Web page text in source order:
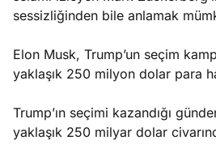
sessizliğinden bile anlamak
Elon Musk, Trump’un seçim
yaklaşık 250 milyon dolar para
Trump’ın seçimi kazandığı
yaklaşık 250 milyar dolar